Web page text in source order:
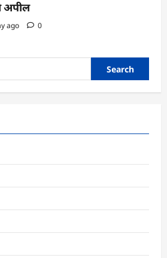
अपील
ago 0